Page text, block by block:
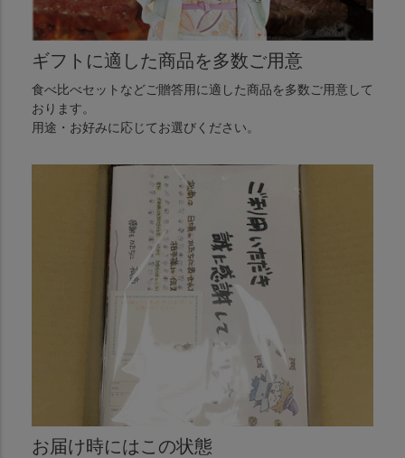
ギフトに適した商品を多数ご用意
食べ比べセットなどご贈答用に適した商品を多数ご用意して
おります。
用途・お好みに応じてお選びください。
お届け時にはこの状態